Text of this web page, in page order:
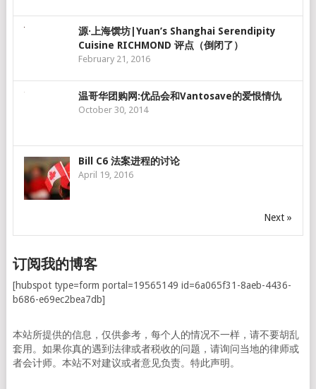
源·上海馔坊|Yuan’s Shanghai Serendipity
Cuisine RICHMOND 评点（倒闭了）
February 21, 2016
温哥华团购网:优品会和Vantosave的爱恨情仇
October 30, 2014
Bill C6 法案进程的讨论
April 19, 2016
Next »
订阅我的博客
[hubspot type=form portal=19565149 id=6a065f31-8aeb-4436-
b686-e69ec2bea7db]
本站所提供的信息，仅供参考，每个人的情况不一样，请不要胡乱
套用。如果你真的遇到法律或者税收的问题，请询问当地的律师或
者会计师。本站不对建议或者意见负责。特此声明。